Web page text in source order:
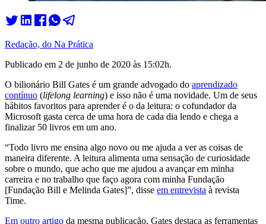
Redação, do Na Prática
Publicado em 2 de junho de 2020 às 15:02h.
O bilionário Bill Gates é um grande advogado do aprendizado
contínuo (lifelong learning) e isso não é uma novidade. Um de seus
hábitos favoritos para aprender é o da leitura: o cofundador da
Microsoft gasta cerca de uma hora de cada dia lendo e chega a
finalizar 50 livros em um ano.
“Todo livro me ensina algo novo ou me ajuda a ver as coisas de
maneira diferente. A leitura alimenta uma sensação de curiosidade
sobre o mundo, que acho que me ajudou a avançar em minha
carreira e no trabalho que faço agora com minha Fundação
[Fundação Bill e Melinda Gates]”, disse em entrevista à revista
Time.
Em outro artigo da mesma publicação, Gates destaca as ferramentas